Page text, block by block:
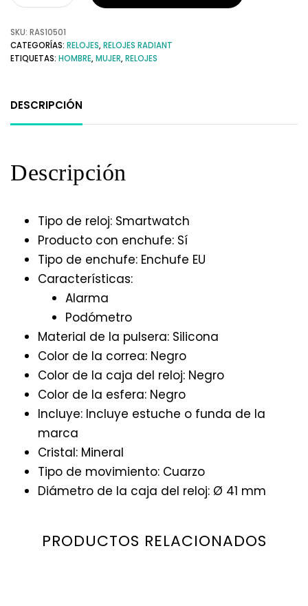
SKU: RAS10501
CATEGORÍAS: RELOJES,RELOJES RADIANT
ETIQUETAS: HOMBRE,MUJER,RELOJES
DESCRIPCIÓN
Descripción
Tipo de reloj: Smartwatch
Producto con enchufe: Sí
Tipo de enchufe: Enchufe EU
Características:
Alarma
Podómetro
Material de la pulsera: Silicona
Color de la correa: Negro
Color de la caja del reloj: Negro
Color de la esfera: Negro
Incluye: Incluye estuche o funda de la
marca
Cristal: Mineral
Tipo de movimiento: Cuarzo
Diámetro de la caja del reloj: Ø 41 mm
PRODUCTOS RELACIONADOS